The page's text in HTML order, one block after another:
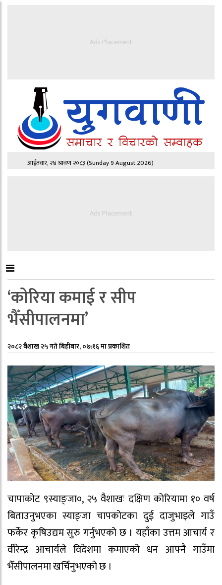
Ads Placement
आईतवार, २४ श्रावण २०८३(Sunday 9 August 2026)
Ads Placement
‘कोरिया कमाई र सीप
भैँसीपालनमा’
२०८२ बैशाख २५ गते बिहीबार, ०७:१६ मा प्रकाशित
चापाकोट ९स्याङ्जा०, २५ वैशाखः दक्षिण कोरियामा १० वर्ष
बिताउनुभएका स्याङ्जा चापकोटका दुई दाजुभाइले गाउँ
फर्केर कृषिउद्यम सुरु गर्नुभएको छ । यहाँका उत्तम आचार्य र
वीरेन्द्र आचार्यले विदेशमा कमाएको धन आफ्नै गाउँमा
भैँसीपालनमा खर्चिनुभएको छ ।